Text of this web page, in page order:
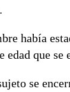
había
edad que
se